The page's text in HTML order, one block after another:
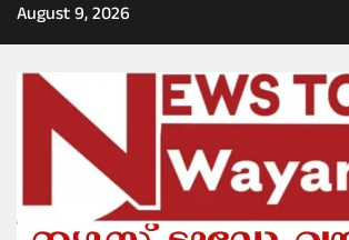
Skip
to
August 9, 2026